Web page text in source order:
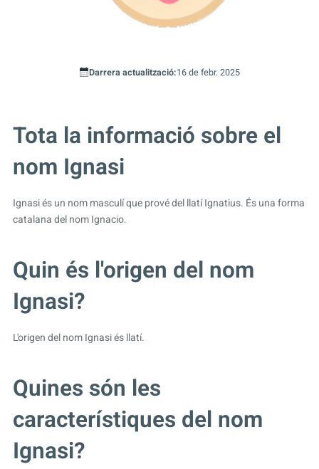
Darrera actualització:16 de febr. 2025
Tota la informació sobre el
nom Ignasi
Ignasi és un nom masculí que prové del llatí Ignatius. És una forma
catalana del nom Ignacio.
Quin és l'origen del nom
Ignasi?
L'origen del nom Ignasi és llatí.
Quines són les
característiques del nom
Ignasi?